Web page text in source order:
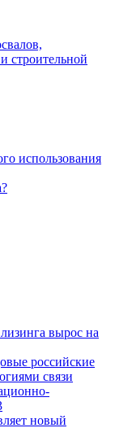
использования
вырос на
российские
связи
новый